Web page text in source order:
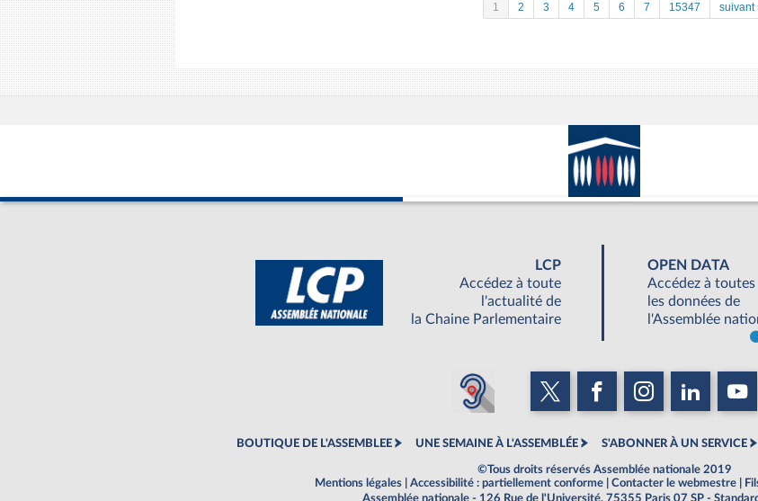
1 2 3 4 5 6 7 15347 suivant
LCP
Accédez à toute
l'actualité de
la Chaine Parlementaire
OPEN DATA
Accédez à toutes
les données de
l'Assemblée
BOUTIQUE DE L'ASSEMBLEE UNE SEMAINE À L'ASSEMBLÉE S'ABONNER À UN SERVICE
©Tous droits réservés Assemblée nationale 2019
Mentions légales
Accessibilité : partiellement conforme Contacter le webmestre
Assemblée nationale - 126 Rue de l'Université, 75355 Paris 07 SP -